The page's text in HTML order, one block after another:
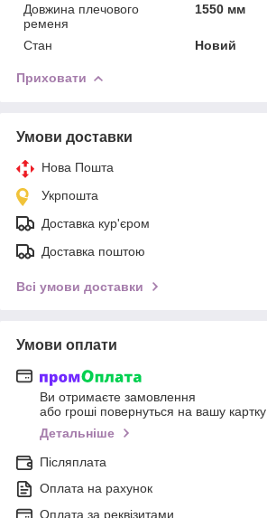
Довжина плечового
ременя
1550 мм
Стан Новий
Приховати
Умови доставки
Нова Пошта
Укрпошта
Доставка кур'єром
Доставка поштою
Всі умови доставки
Умови оплати
Ви отримаєте замовлення
або гроші повернуться на вашу картку
Детальніше
Післяплата
Оплата на рахунок
Оплата за реквізитами